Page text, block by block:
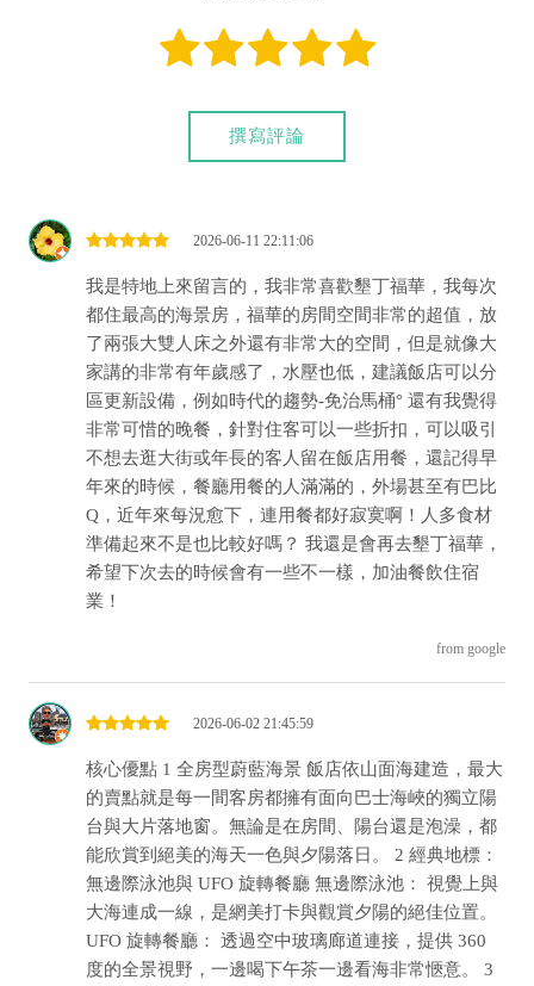
撰寫評論
2026-06-11 22:11:06
我是特地上來留言的，我非常喜歡墾丁福華，我每次
都住最高的海景房，福華的房間空間非常的超值，放
了兩張大雙人床之外還有非常大的空間，但是就像大
家講的非常有年歲感了，水壓也低，建議飯店可以分
區更新設備，例如時代的趨勢-免治馬桶° 還有我覺得
非常可惜的晚餐，針對住客可以一些折扣，可以吸引
不想去逛大街或年長的客人留在飯店用餐，還記得早
年來的時候，餐廳用餐的人滿滿的，外場甚至有巴比
Q，近年來每況愈下，連用餐都好寂寞啊！人多食材
準備起來不是也比較好嗎？ 我還是會再去墾丁福華，
希望下次去的時候會有一些不一樣，加油餐飲住宿
業！
from google
2026-06-02 21:45:59
核心優點 1 全房型蔚藍海景 飯店依山面海建造，最大
的賣點就是每一間客房都擁有面向巴士海峽的獨立陽
台與大片落地窗。無論是在房間、陽台還是泡澡，都
能欣賞到絕美的海天一色與夕陽落日。 2 經典地標：
無邊際泳池與 UFO 旋轉餐廳 無邊際泳池： 視覺上與
大海連成一線，是網美打卡與觀賞夕陽的絕佳位置。
UFO 旋轉餐廳： 透過空中玻璃廊道連接，提供 360
度的全景視野，一邊喝下午茶一邊看海非常愜意。 3